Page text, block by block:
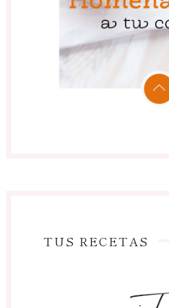
TUS RECETAS